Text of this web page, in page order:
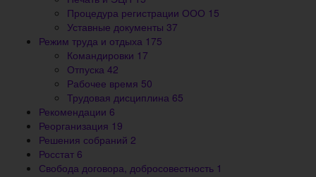
Процедура регистрации ООО 15
Уставные документы 37
Режим труда и отдыха 175
Командировки 17
Отпуска 42
Рабочее время 50
Трудовая дисциплина 65
Рекомендации 6
Реорганизация 19
Решения собраний 2
Росстат 6
Свобода договора, добросовестность 1